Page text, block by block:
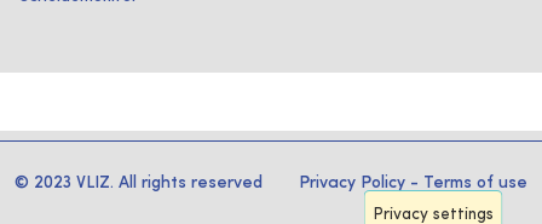
© 2023 VLIZ. All rights reserved Privacy Policy - Terms of use
Privacy settings